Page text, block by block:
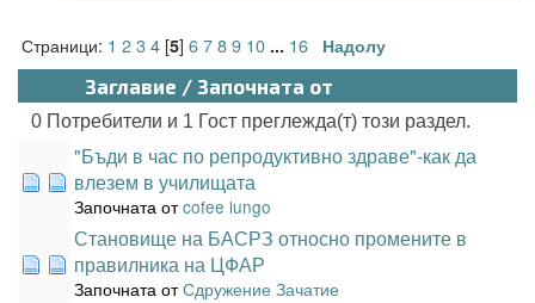
Страници: 1 234[5] 6789 10 ... 16
Надолу
Заглавие / Започната от
0 Потребители и 1 Гост преглежда(т) този раздел.
"Бъди в час по репродуктивно здраве"-как да
влезем в училищата
Започната отcofee lungo
Становище на БАСРЗ относно промените в
правилника на ЦФАР
Започната отСдружение Зачатие